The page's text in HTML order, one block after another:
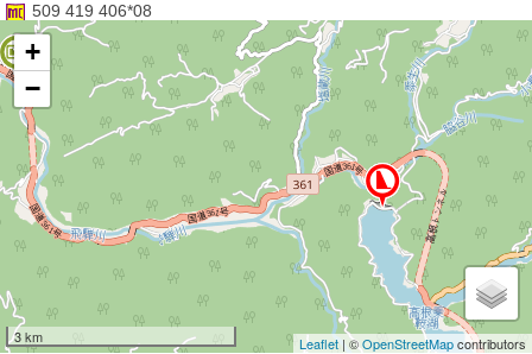
509 419 406*08
1 +
−
3 km Leaflet| ©OpenStreetMapcontributors